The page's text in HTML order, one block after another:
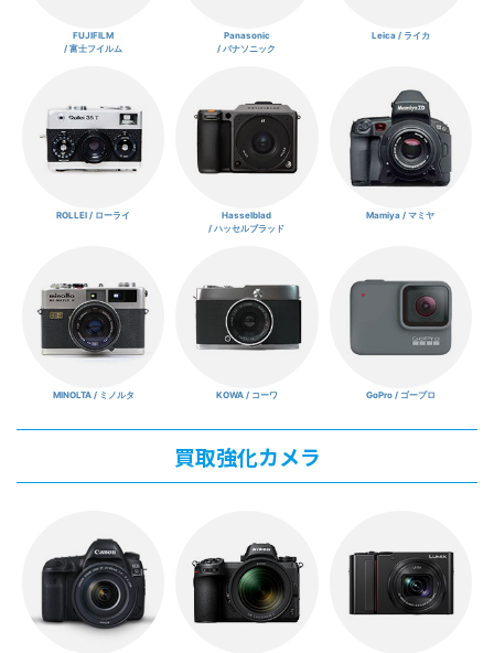
FUJIFILM
/ 富士フイルム
Panasonic
/ パナソニック
Leica / ライカ
ROLLEI / ローライ
Hasselblad
/ ハッセルブラッド
Mamiya / マミヤ
MINOLTA / ミノルタ KOWA / コーワ GoPro / ゴープロ
買取強化カメラ